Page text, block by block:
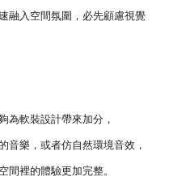
融入空間氛圍，必先顧慮視覺
為軟裝設計帶來加分，
音樂，或者仿自然環境音效，
間裡的體驗更加完整。